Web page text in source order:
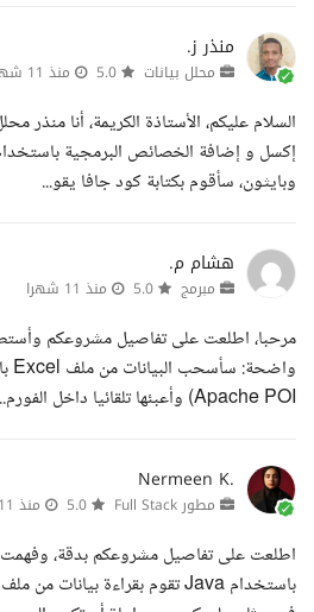
منذر ز.
محلل بيانات منذ 11 شهرا
السلام عليكم، الأستاذة الكريمة، أنا منذر
وبايثون، سأقوم بكتابة كود جافا يقو...
هشام م.
مبرمج منذ 11 شهرا
مرحبا، اطلعت على تفاصيل مشروعكم
Apache POI) وأعبئها تلقائيا داخل الفورم...
Nermeen K.
مطور Full Stack منذ 11 شهرا
اطلعت على تفاصيل مشروعكم بدقة،